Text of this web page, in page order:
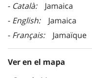
Català
Jamaica
English
Jamaica
Français
Jamaïque
Ver en el mapa